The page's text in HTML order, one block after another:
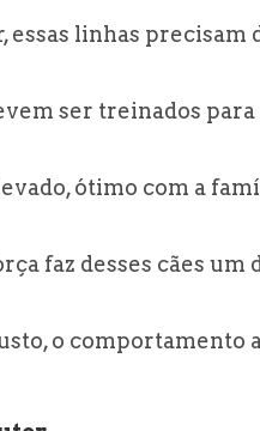
essas linhas precisam
ser treinados
ótimo com a
faz desses cães um
o comportamento